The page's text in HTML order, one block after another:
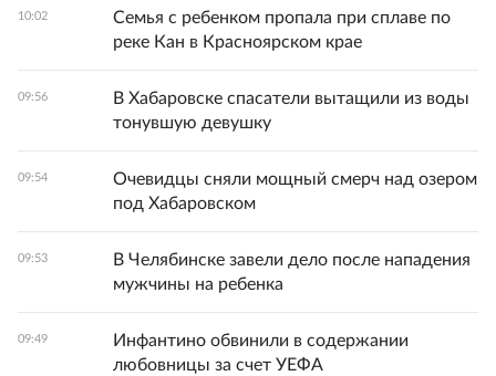
10:02
Семья с ребенком пропала при сплаве по
реке Кан в Красноярском крае
09:56
В Хабаровске спасатели вытащили из воды
тонувшую девушку
09:54
Очевидцы сняли мощный смерч над озером
под Хабаровском
09:53
В Челябинске завели дело после нападения
мужчины на ребенка
09:49
Инфантино обвинили в содержании
любовницы за счет УЕФА